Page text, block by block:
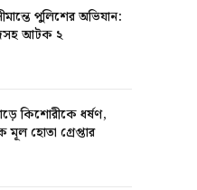
পুলিশের অভিযান:
আটক ২
কিশোরীকে ধর্ষণ,
হোতা গ্রেপ্তার